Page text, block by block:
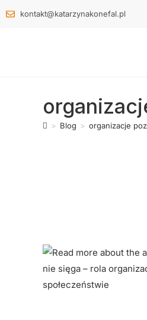
kontakt@katarzynakonefal.pl
> Blog > organizacje